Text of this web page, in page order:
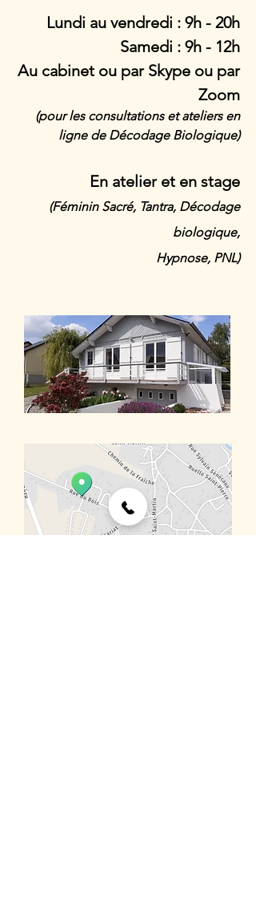
Lundi au vendredi : 9h - 20h​​
Samedi : 9h - 12h
Au cabinet ou par Skype ou par
Zoom
(pour les consultationset ateliers en
ligne de Décodage Biologique)
En atelier et en stage
(Féminin Sacré, Tantra, Décodage
biologique,
Hypnose, PNL)